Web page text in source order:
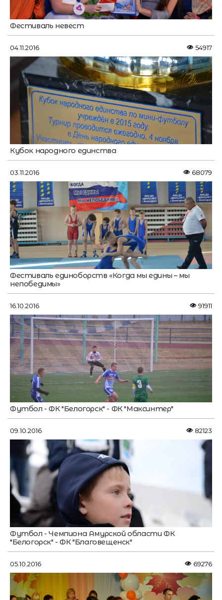
Фестиваль невест
04.11.2016 54917
Кубок народного единства
03.11.2016 68079
Фестиваль единоборств «Когда мы едины – мы
непобедимы»
16.10.2016 91911
Футбол - ФК "Белогорск" - ФК "Максинтер"
09.10.2016 82123
Футбол - Чемпиона Амурской области ФК
"Белогорск" - ФК "Благовещенск"
05.10.2016 69276